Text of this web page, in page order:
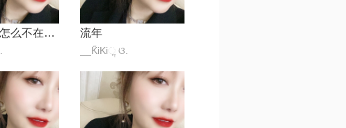
亲爱的你怎么不在身边 流年
__K̋iKiૢ ଓ.